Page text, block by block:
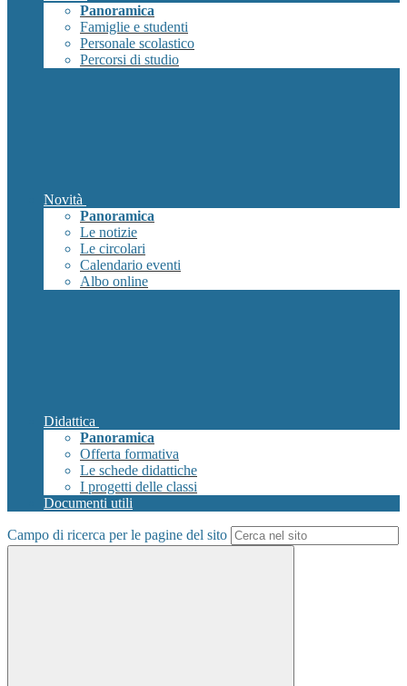
Panoramica
Famiglie e studenti
Personale scolastico
Percorsi di studio
Novità
Panoramica
Le notizie
Le circolari
Calendario eventi
Albo online
Didattica
Panoramica
Offerta formativa
Le schede didattiche
I progetti delle classi
Documenti utili
Campo di ricerca per le pagine del sito